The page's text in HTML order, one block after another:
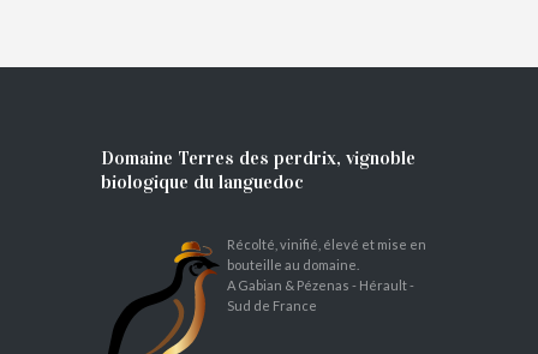
Domaine Terres des perdrix, vignoble
biologique du languedoc
Récolté, vinifié, élevé et mise en
bouteille au domaine.
A Gabian & Pézenas - Hérault -
Sud de France